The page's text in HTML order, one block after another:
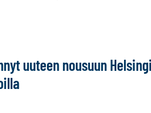
uuteen nousuun